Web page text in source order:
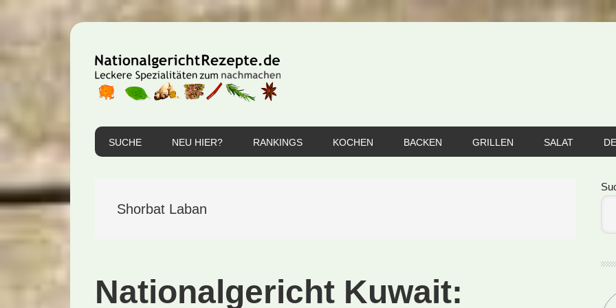
Hauptnavigation
SUCHE NEU HIER? RANKINGS KOCHEN BACKEN GRILLEN SALAT
Shorbat Laban
Nationalgericht Kuwait: